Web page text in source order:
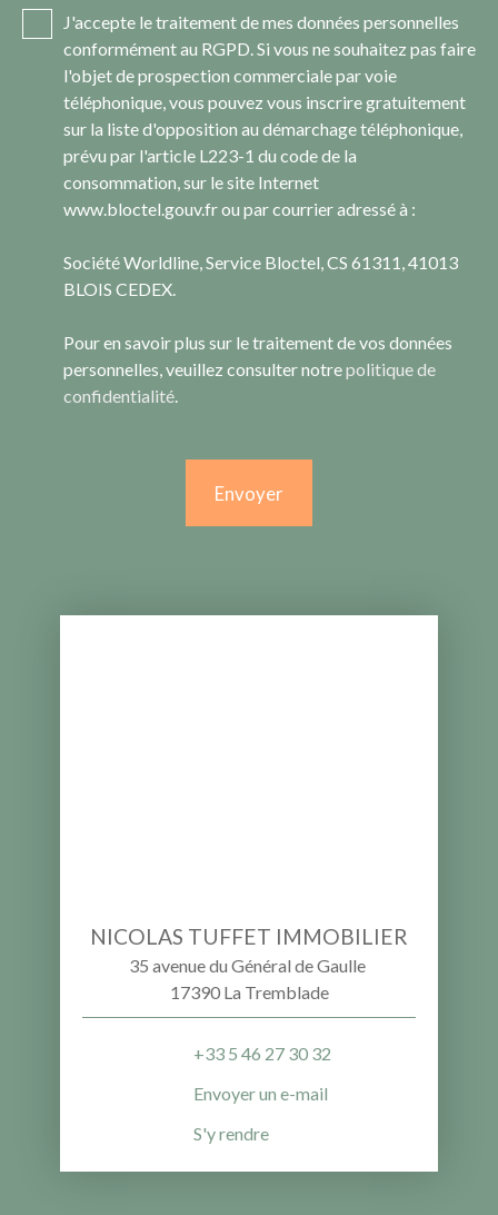
J'accepte le traitement de mes données personnelles
conformément au RGPD. Si vous ne souhaitez pas faire
l'objet de prospection commerciale par voie
téléphonique, vous pouvez vous inscrire gratuitement
sur la liste d'opposition au démarchage téléphonique,
prévu par l'article L223-1 du code de la
consommation, sur le site Internet
www.bloctel.gouv.fr ou par courrier adressé à :
Société Worldline, Service Bloctel, CS 61311, 41013
BLOIS CEDEX.
Pour en savoir plus sur le traitement de vos données
personnelles, veuillez consulter notrepolitique de
confidentialité.
Envoyer
NICOLAS TUFFET IMMOBILIER
35 avenue du Général de Gaulle
17390 La Tremblade
+33 5 46 27 30 32
Envoyer un e-mail
S'y rendre